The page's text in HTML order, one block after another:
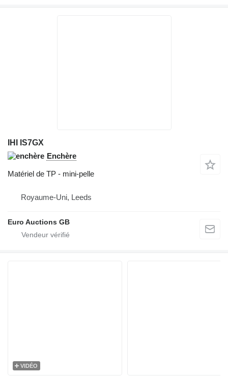
IHI IS7GX
Enchère
Matériel de TP - mini-pelle
Royaume-Uni, Leeds
Euro Auctions GB
VIDÉO